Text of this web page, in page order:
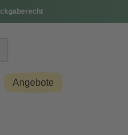
Angebote